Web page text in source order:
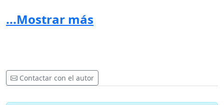
3. Otro punto es el que hace referencia al
desconocimiento en el proceso de Acreditación de Alta
participando activamente en las reuniones de trabajo
para dicho proceso y en la sustentación ante los pares
...Mostrar más
Contactar con el autor